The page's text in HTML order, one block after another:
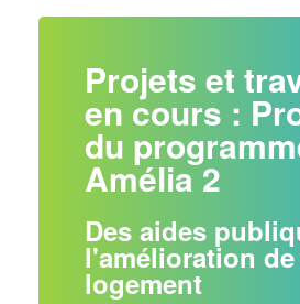
Projets et
en cours :
du
Amélia 2
Des aides
l'amélioration
logement